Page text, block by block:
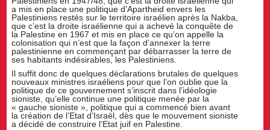
a mis en place une politique d’Apartheid envers les
Palestiniens restés sur le territoire israélien après la Nakba,
que c’est la droite israélienne qui a achevé la conquête de
la Palestine en 1967 et mis en place ce qu’on appelle la
colonisation qui n’est que la façon d’annexer la terre
palestinienne en commençant par débarrasser la terre de
ses habitants indésirables, les Palestiniens.
Il suffit donc de quelques déclarations brutales de quelques
nouveaux ministres israéliens pour que l’on oublie que la
politique de ce gouvernement s’inscrit dans l’idéologie
sioniste, qu’elle continue une politique menée par la
« gauche sioniste », politique qui a commencé bien avant
la création de l’Etat d’Israël, dès que le mouvement sioniste
a décidé de construire l’Etat juif en Palestine.